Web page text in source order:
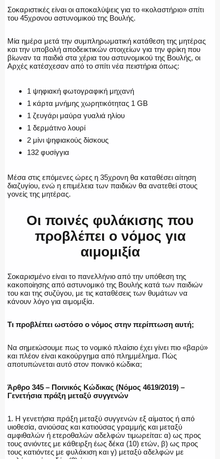
Σοκαριστικές είναι οι αποκαλύψεις για το «κολαστήριο» σπίτι
του 45χρονου αστυνομικού της Βουλής.
Μία ημέρα μετά την συμπληρωματική κατάθεση της μητέρας
και την υποβολή αποδεικτικών στοιχείων για την φρίκη που
βίωναν τα παιδιά στα χέρια του αστυνομικού της Βουλής, οι
Αρχές κατέσχεσαν από το σπίτι νέα πειστήρια όπως:
1 ψηφιακή φωτογραφική μηχανή
1 κάρτα μνήμης χωρητικότητας 1 GB
1 ζευγάρι μαύρα γυαλιά ηλίου
1 δερμάτινο λουρί
2 μίνι ψηφιακούς δίσκους
132 φυσίγγια
Μέσα στις επόμενες ώρες η 35χρονη θα καταθέσει αίτηση
διαζυγίου, ενώ η επιμέλεια των παιδιών θα ανατεθεί στους
γονείς της μητέρας.
Οι ποινές φυλάκισης που
προβλέπει ο νόμος για
αιμομιξία
Σοκαρισμένο είναι το πανελλήνιο από την υπόθεση της
κακοποίησης από αστυνομικό της Βουλής κατά των παιδιών
του και της συζύγου, με τις καταθέσεις των θυμάτων να
κάνουν λόγο για αιμομιξία.
Τι προβλέπει ωστόσο ο νόμος στην περίπτωση αυτή;
Να σημειώσουμε πως το νομικό πλαίσιο έχει γίνει πιο «βαρύ»
και πλέον είναι κακούργημα από πλημμέλημα. Πώς
αποτυπώνεται αυτό στον ποινικό κώδικα;
Άρθρο 345 – Ποινικός Κώδικας (Νόμος 4619/2019) –
Γενετήσια πράξη μεταξύ συγγενών
1. Η γενετήσια πράξη μεταξύ συγγενών εξ αίματος ή από
υιοθεσία, ανιούσας και κατιούσας γραμμής και μεταξύ
αμφιθαλών ή ετεροθαλών αδελφών τιμωρείται: α) ως προς
τους ανιόντες με κάθειρξη έως δέκα (10) ετών, β) ως προς
τους κατιόντες με φυλάκιση και γ) μεταξύ αδελφών με